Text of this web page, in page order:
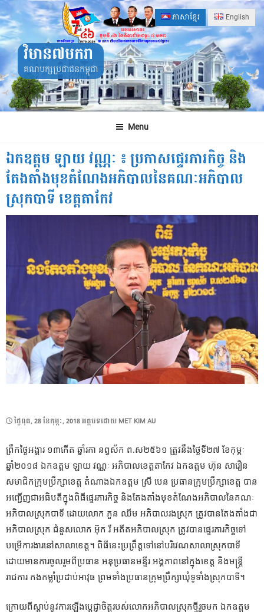
Skip
to
content
ភាសាខ្មែរ English
វិមាន៧មករា
គណបក្សប្រជាជនកម្ពុជា
Menu
ឯកឧត្តម ឡាយ វណ្ណៈ ៖ ប្រកាសផ្ទេរភារកិច្ច និង
តែងតាំងមុខតំណែងអភិបាលនៃគណៈអភិបាល
ស្រុកបាទី ខេត្តតាកែវ
POSTED
ថ្ងៃ​ពុធ, 28 ខែ​កុម្ភៈ, 2018អត្ថបទដោយ MET KIM AU
ព្រឹកថ្ងៃអង្គារ ១៣កើត ឆ្នាំរកា នព្វស័ក ព.ស២៥៦១ ត្រូវនឹងថ្ងៃទី២៧ ខែកុម្ភៈ
ឆ្នាំ២០១៨ ឯកឧត្តម ឡាយ វណ្ណៈ អភិបាលខេត្តតាកែវ ឯកឧត្តម ហ៊ុន សារឿន
សមាជិកក្រុមប្រឹក្សាខេត្ត តំណាងឯកឧត្តម ស្រី បេន ប្រធានក្រុមប្រឹក្សាខេត្ត បាន
អញ្ជើញជាអធិបតីក្នុងពិធីផ្ទេរភារកិច្ច និងតែងតាំងមុខតំណែងអភិបាលនៃគណៈ
អភិបាលស្រុកបាទី ដោយលោក ភួន ឈីម អភិបាលរងស្រុក ត្រូវបានតែងតាំងជា
អភិបាលស្រុក ជំនួសលោក អ៊ុក រី អតីតអភិបាលស្រុក ត្រូវបានផ្ទេរភារកិច្ចទៅ
បម្រើការងារនៅសាលាខេត្ត។ ពិធីនេះប្រព្រឹត្តទៅនៅបរិវេណសាលាស្រុកបាទី
ដោយមានការចូលរួមពីប្រធាន អនុប្រធានមន្ទីរ អង្គភាពនៅក្នុងខេត្ត និងមន្ត្រី
រាជការ កងកម្លាំប្រដាប់អាវុធ ព្រមទាំងប្រធានក្រុមប្រឹក្សាឃុំទូទាំងស្រុកបាទី។
ក្រោយពីស្តាប់នូវការឡើងប្តេជ្ញាចិត្តរបស់លោកអភិបាលស្រុកថ្មីរួចមក ឯកឧត្តម